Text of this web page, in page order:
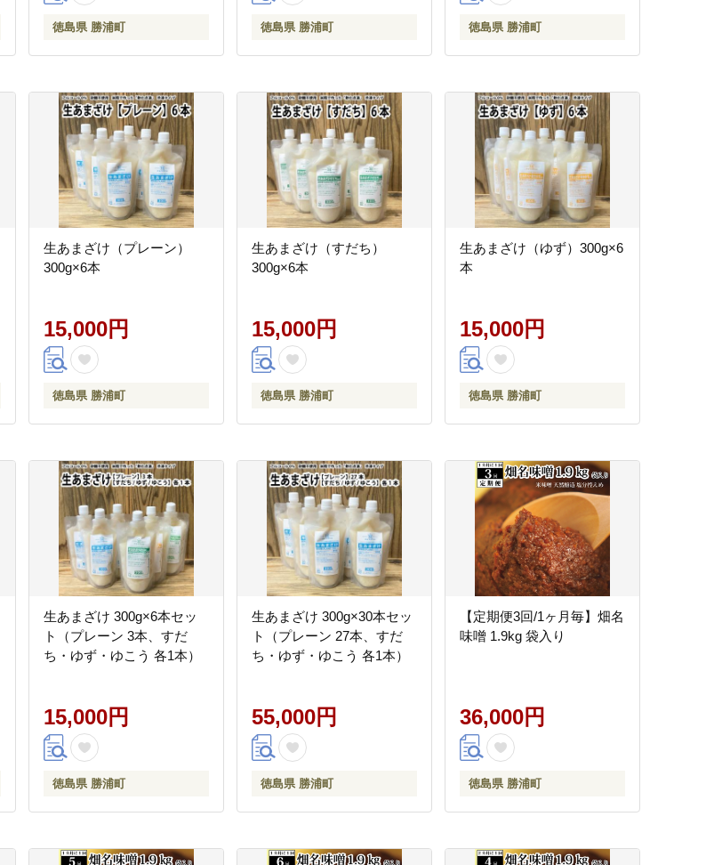
徳島県 勝浦町 徳島県 勝浦町 徳島県 勝浦町
生あまざけ（プレーン）
300g×6本
15,000円
徳島県 勝浦町
生あまざけ（すだち）
300g×6本
15,000円
徳島県 勝浦町
生あまざけ（ゆず）300g×6
本
15,000円
徳島県 勝浦町
生あまざけ 300g×6本セッ
ト（プレーン 3本、すだ
ち・ゆず・ゆこう 各1本）
15,000円
徳島県 勝浦町
生あまざけ 300g×30本セッ
ト（プレーン 27本、すだ
ち・ゆず・ゆこう 各1本）
55,000円
徳島県 勝浦町
【定期便3回/1ヶ月毎】畑名
味噌 1.9kg 袋入り
36,000円
徳島県 勝浦町